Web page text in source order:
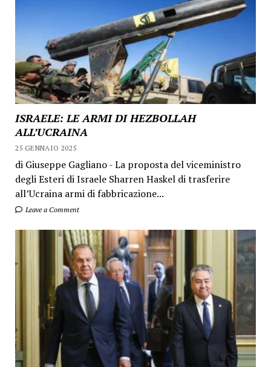
ISRAELE: LE ARMI DI HEZBOLLAH
ALL’UCRAINA
25 GENNAIO 2025
di Giuseppe Gagliano - La proposta del viceministro
degli Esteri di Israele Sharren Haskel di trasferire
all’Ucraina armi di fabbricazione...
Leave a Comment